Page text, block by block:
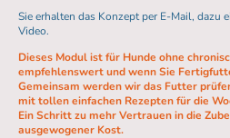
Sie erhalten das Konzept per E-Mail, dazu
Video.
Dieses Modul ist für Hunde ohne
empfehlenswert und wenn Sie
Gemeinsam werden wir das Futter
mit tollen einfachen Rezepten für die
Ein Schritt zu mehr Vertrauen in die
ausgewogener Kost.